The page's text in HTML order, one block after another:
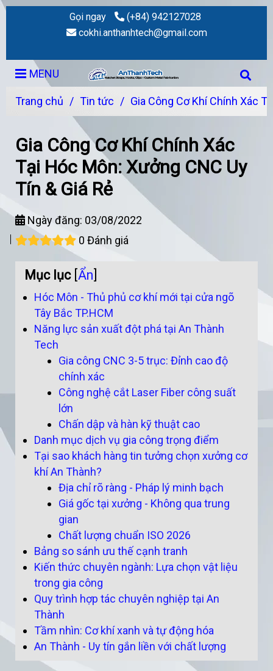
Gọi ngay
(+84) 942127028
cokhi.anthanhtech@gmail.com
MENU
Trang chủ / Tin tức / Gia Công Cơ Khí Chính Xác
Gia Công Cơ Khí Chính Xác
Tại Hóc Môn: Xưởng CNC Uy
Tín & Giá Rẻ
Ngày đăng: 03/08/2022
0 Đánh giá
Mục lục Ẩn
Hóc Môn - Thủ phủ cơ khí mới tại cửa ngõ
Tây Bắc TP.HCM
Năng lực sản xuất đột phá tại An Thành
Tech
Gia công CNC 3-5 trục: Đỉnh cao độ
chính xác
Công nghệ cắt Laser Fiber công suất
lớn
Chấn dập và hàn kỹ thuật cao
Danh mục dịch vụ gia công trọng điểm
Tại sao khách hàng tin tưởng chọn xưởng cơ
khí An Thành?
Địa chỉ rõ ràng - Pháp lý minh bạch
Giá gốc tại xưởng - Không qua trung
gian
Chất lượng chuẩn ISO 2026
Bảng so sánh ưu thế cạnh tranh
Kiến thức chuyên ngành: Lựa chọn vật liệu
trong gia công
Quy trình hợp tác chuyên nghiệp tại An
Thành
Tầm nhìn: Cơ khí xanh và tự động hóa
An Thành - Uy tín gắn liền với chất lượng